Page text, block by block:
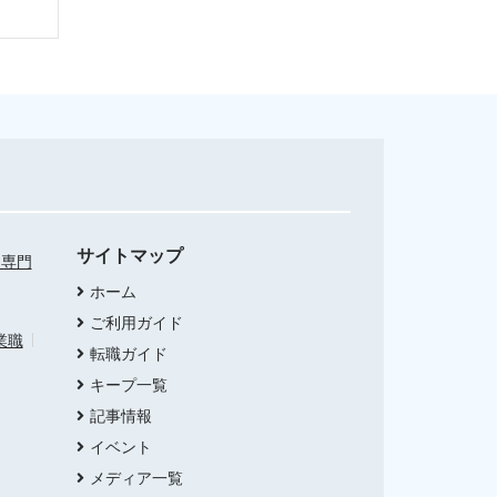
門
職
サイトマップ
ホーム
ご利用ガイド
転職ガイド
キープ一覧
記事情報
イベント
メディア一覧